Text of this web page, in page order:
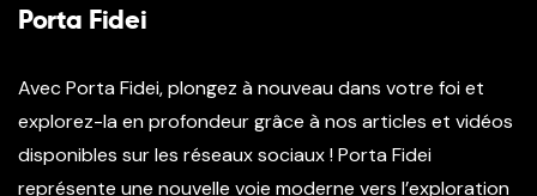
Porta Fidei
Avec Porta Fidei, plongez à nouveau dans votre foi et
explorez-la en profondeur grâce à nos articles et vidéos
disponibles sur les réseaux sociaux ! Porta Fidei
représente une nouvelle voie moderne vers l’exploration